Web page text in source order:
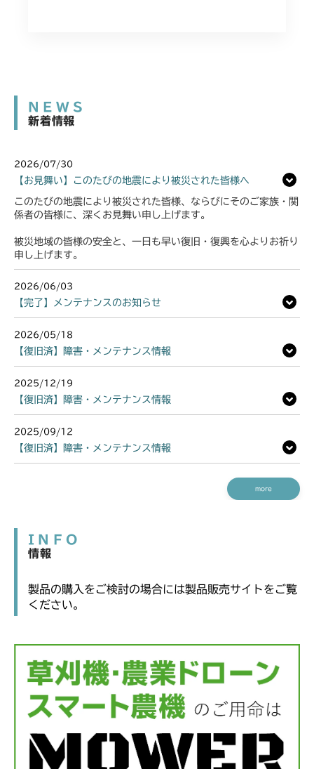
NEWS
新着情報
2026/07/30
【お見舞い】このたびの地震により被災された皆様へ
このたびの地震により被災された皆様、ならびにそのご家族・関
係者の皆様に、深くお見舞い申し上げます。
被災地域の皆様の安全と、一日も早い復旧・復興を心よりお祈り
申し上げます。
2026/06/03
【完了】メンテナンスのお知らせ
2026/05/18
【復旧済】障害・メンテナンス情報
2025/12/19
【復旧済】障害・メンテナンス情報
2025/09/12
【復旧済】障害・メンテナンス情報
more
INFO
情報
製品の購入をご検討の場合には製品販売サイトをご覧
ください。